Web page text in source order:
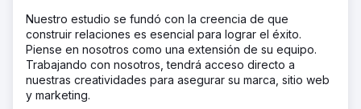
Nuestro estudio se fundó con la creencia de que
construir relaciones es esencial para lograr el éxito.
Piense en nosotros como una extensión de su equipo.
Trabajando con nosotros, tendrá acceso directo a
nuestras creatividades para asegurar su marca, sitio web
y marketing.